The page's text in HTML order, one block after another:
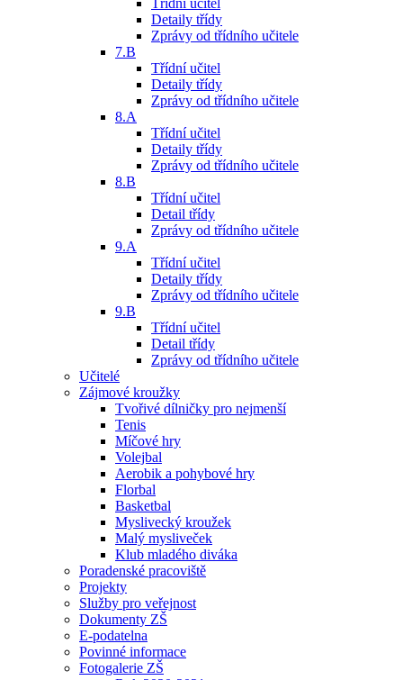
Třídní učitel
Detaily třídy
Zprávy od třídního učitele
7.B
Třídní učitel
Detaily třídy
Zprávy od třídního učitele
8.A
Třídní učitel
Detaily třídy
Zprávy od třídního učitele
8.B
Třídní učitel
Detail třídy
Zprávy od třídního učitele
9.A
Třídní učitel
Detaily třídy
Zprávy od třídního učitele
9.B
Třídní učitel
Detail třídy
Zprávy od třídního učitele
Učitelé
Zájmové kroužky
Tvořivé dílničky pro nejmenší
Tenis
Míčové hry
Volejbal
Aerobik a pohybové hry
Florbal
Basketbal
Myslivecký kroužek
Malý mysliveček
Klub mladého diváka
Poradenské pracoviště
Projekty
Služby pro veřejnost
Dokumenty ZŠ
E-podatelna
Povinné informace
Fotogalerie ZŠ